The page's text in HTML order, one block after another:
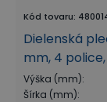
Kód tovaru:
Dielenská
mm, 4
Výška (mm):
Šírka (mm):